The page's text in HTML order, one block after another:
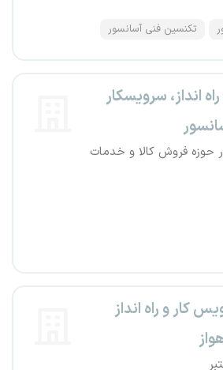
تکنسین فنی آسانسور
انداز، سرویسکار
حوزه فروش کالا و خدمات
کار و راه انداز